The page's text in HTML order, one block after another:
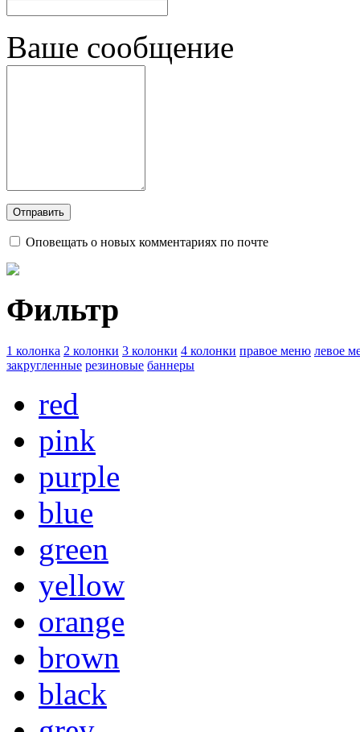
Ваше сообщение
Оповещать о новых комментариях по почте
Фильтр
1 колонка 2 колонки 3 колонки 4 колонки правое меню левое
закругленные резиновые баннеры
red
pink
purple
blue
green
yellow
orange
brown
black